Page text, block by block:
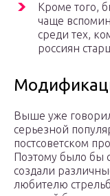
Кроме того,
чаще
среди тех,
россиян
Выше уже
серьезной
постсоветском
Поэтому было бы
создали
любителю